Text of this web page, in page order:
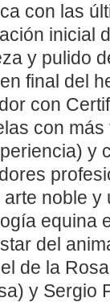
con las
inicial
y pulido
final del
con
con
y
arte noble y
equina
del
de la
y Sergio